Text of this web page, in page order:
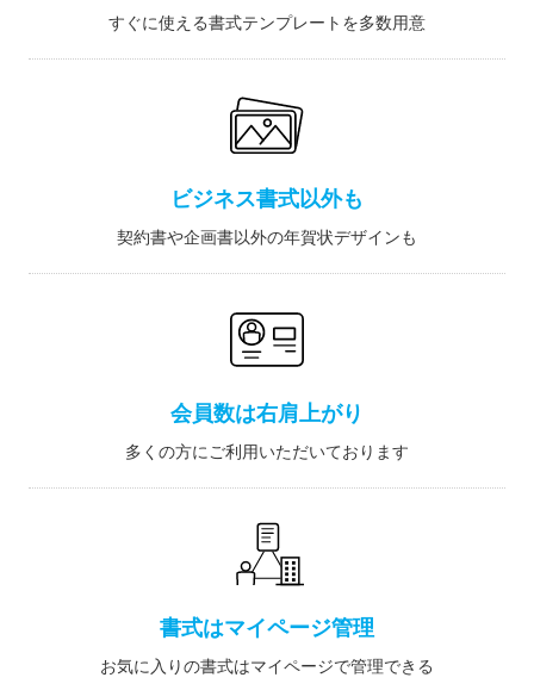
すぐに使える書式テンプレートを多数用意
ビジネス書式以外も
契約書や企画書以外の年賀状デザインも
会員数は右肩上がり
多くの方にご利用いただいております
書式はマイページ管理
お気に入りの書式はマイページで管理できる